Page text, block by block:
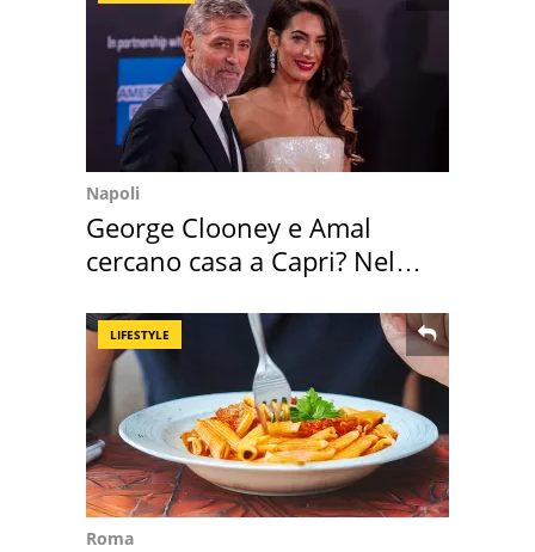
Napoli
George Clooney e Amal
cercano casa a Capri? Nel
LIFESTYLE
Roma